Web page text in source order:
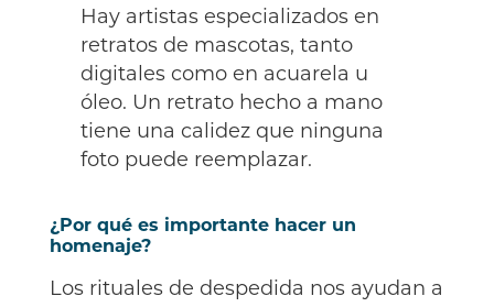
Hay artistas especializados en
retratos de mascotas, tanto
digitales como en acuarela u
óleo. Un retrato hecho a mano
tiene una calidez que ninguna
foto puede reemplazar.
¿Por qué es importante hacer un
homenaje?
Los rituales de despedida nos ayudan a